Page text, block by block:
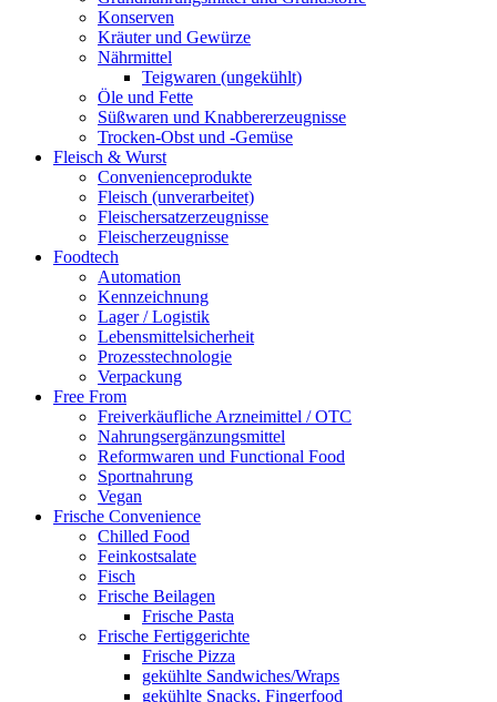
Konserven
Kräuter und Gewürze
Nährmittel
Teigwaren (ungekühlt)
Öle und Fette
Süßwaren und Knabbererzeugnisse
Trocken-Obst und -Gemüse
Fleisch & Wurst
Convenienceprodukte
Fleisch (unverarbeitet)
Fleischersatzerzeugnisse
Fleischerzeugnisse
Foodtech
Automation
Kennzeichnung
Lager / Logistik
Lebensmittelsicherheit
Prozesstechnologie
Verpackung
Free From
Freiverkäufliche Arzneimittel / OTC
Nahrungsergänzungsmittel
Reformwaren und Functional Food
Sportnahrung
Vegan
Frische Convenience
Chilled Food
Feinkostsalate
Fisch
Frische Beilagen
Frische Pasta
Frische Fertiggerichte
Frische Pizza
gekühlte Sandwiches/Wraps
gekühlte Snacks, Fingerfood